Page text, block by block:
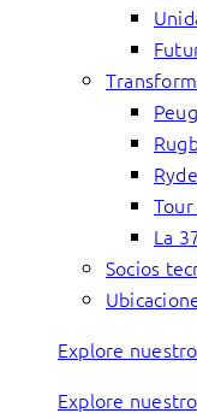
La
Socios
Explore
Explore